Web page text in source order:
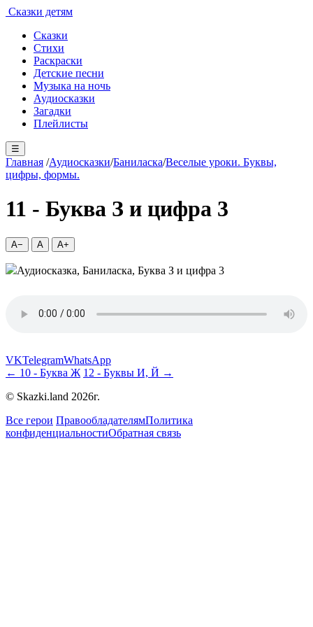
Сказки детям
Сказки
Стихи
Раскраски
Детские песни
Музыка на ночь
Аудиосказки
Загадки
Плейлисты
☰
Главная /Аудиосказки/Баниласка/Веселые уроки. Буквы,
цифры, формы.
11 - Буква З и цифра 3
A− A A+
VKTelegramWhatsApp
← 10 - Буква Ж 12 - Буквы И, Й →
© Skazki.land 2026г.
Все герои ПравообладателямПолитика
конфиденциальностиОбратная связь